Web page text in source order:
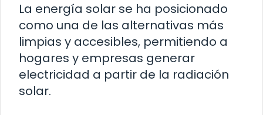
La energía solar se ha posicionado
como una de las alternativas más
limpias y accesibles, permitiendo a
hogares y empresas generar
electricidad a partir de la radiación
solar.